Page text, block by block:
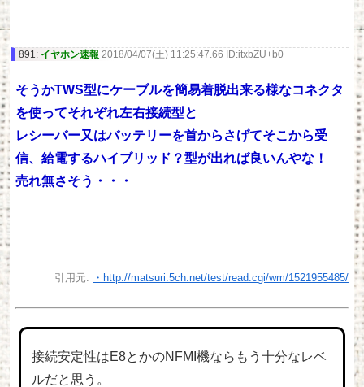
891: イヤホン速報 2018/04/07(土) 11:25:47.66 ID:itxbZU+b0
そうかTWS型にケーブルを簡易着脱出来る様なコネクタ
を使ってそれぞれ左右接続型と
レシーバー又はバッテリーを首からさげてそこから受
信、給電するハイブリッド？型が出れば良いんやな！
売れ無さそう・・・
引用元: ・http://matsuri.5ch.net/test/read.cgi/wm/1521955485/
接続安定性はE8とかのNFMI機ならもう十分なレベ
ルだと思う。